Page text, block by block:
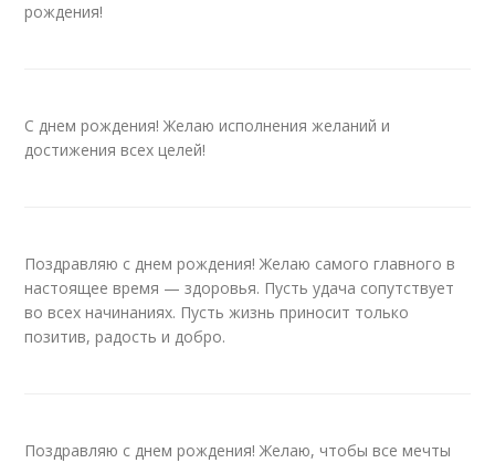
рождения!
С днем рождения! Желаю исполнения желаний и
достижения всех целей!
Поздравляю с днем рождения! Желаю самого главного в
настоящее время — здоровья. Пусть удача сопутствует
во всех начинаниях. Пусть жизнь приносит только
позитив, радость и добро.
Поздравляю с днем рождения! Желаю, чтобы все мечты